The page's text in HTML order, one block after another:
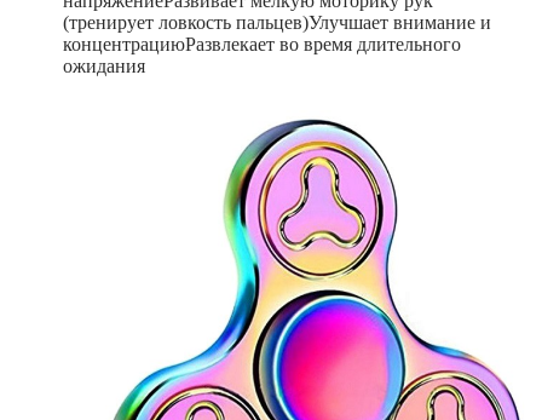
(тренирует ловкость пальцев)Улучшает внимание и
концентрациюРазвлекает во время длительного
ожидания